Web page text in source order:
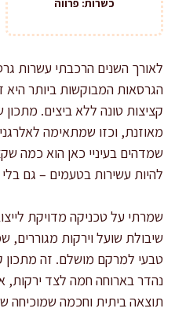
כשרות: פרווה
לאורך השנים הרכבתי עשרות
הגרסאות המבוקשות ביותר היא
קציצות טונה ללא ביצים.
מאוזנת, וכזו שמתאימה
שמדהים בעיניי כאן הוא כמה
להיות עשירות בטעמים – גם
שמרתי על טכניקה מדויקת
שיבולת שועל וירקות מגוררים,
טבעי למרקם מושלם. זה
נהדר בארוחה חמה לצד ירקות,
תוצאה ביתית וחכמה שמוכיחה